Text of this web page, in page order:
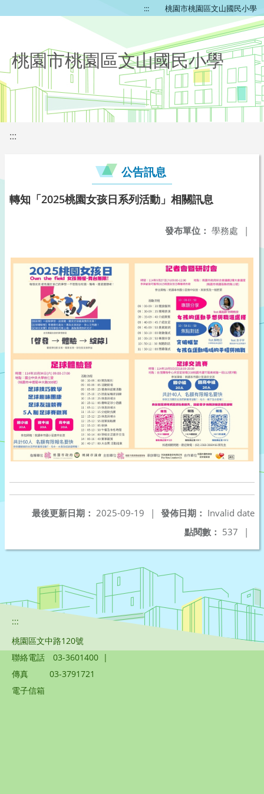
::: 桃園市桃園區文山國民小學
桃園市桃園區文山國民小學
:::
公告訊息
轉知「2025桃園女孩日系列活動」相關訊息
發布單位： 學務處 |
發佈日期： Invalid date
最後更新日期： 2025-09-19
|
點閱數： 537 |
:::
桃園區文中路120號
聯絡電話
03-3601400 |
傳真
03-3791721
電子信箱